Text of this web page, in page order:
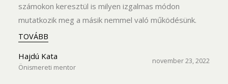
számokon keresztül is milyen izgalmas módon
mutatkozik meg a másik nemmel való működésünk.
TOVÁBB
Hajdú Kata
Önismereti mentor
november 23, 2022